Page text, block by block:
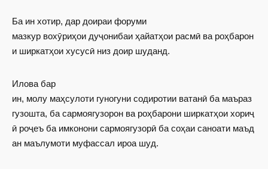
Ба ин хотир, дар доираи форуми
мазкур вохӯриҳои дуҷонибаи ҳайатҳои расмӣ ва роҳбарон
и ширкатҳои хусусӣ низ доир шуданд.
Илова бар
ин, молу маҳсулоти гуногуни содиротии ватанӣ ба маъраз
гузошта, ба сармоягузорон ва роҳбарони ширкатҳои хориҷ
ӣ роҷеъ ба имконони сармоягузорӣ ба соҳаи саноати маъд
ан маълумоти муфассал ироа шуд.